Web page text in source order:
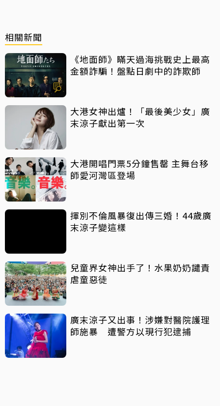
相關新聞
《地面師》瞞天過海挑戰史上最高
金額詐騙！盤點日劇中的詐欺師
大港女神出爐！「最後美少女」廣
末涼子獻出第一次
大港開唱門票5分鐘售罄 主舞台移
師愛河灣區登場
揮別不倫風暴復出傳三婚！44歲廣
末涼子變這樣
兒童界女神出手了！水果奶奶譴責
虐童惡徒
廣末涼子又出事！涉嫌對醫院護理
師施暴 遭警方以現行犯逮捕